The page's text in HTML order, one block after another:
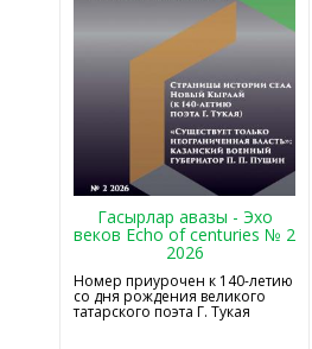
Гасырлар авазы - Эхо
веков Echo of centuries № 2
2026
Номер приурочен к 140-летию
со дня рождения великого
татарского поэта Г. Тукая